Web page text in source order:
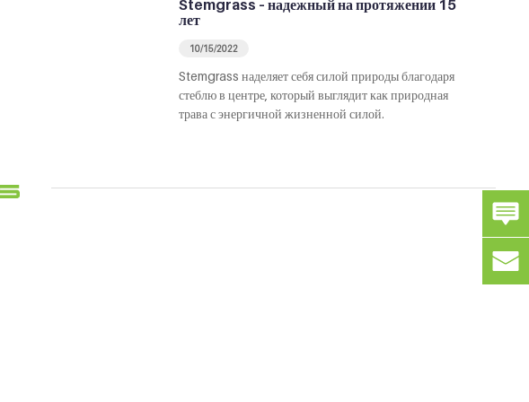
Stemgrass – надежный на протяжении 15
лет
10/15/2022
Stemgrass наделяет себя силой природы благодаря
стеблю в центре, который выглядит как природная
трава с энергичной жизненной силой.